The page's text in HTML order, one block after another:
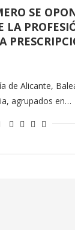
SE
LA
de Alicante,
agrupados en…